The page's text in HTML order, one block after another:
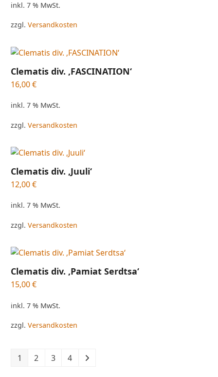
inkl. 7 % MwSt.
zzgl.Versandkosten
Clematis div. ‚FASCINATION‘
16,00€
inkl. 7 % MwSt.
zzgl.Versandkosten
Clematis div. ‚Juuli‘
12,00€
inkl. 7 % MwSt.
zzgl.Versandkosten
Clematis div. ‚Pamiat Serdtsa‘
15,00€
inkl. 7 % MwSt.
zzgl.Versandkosten
1 2 3 4